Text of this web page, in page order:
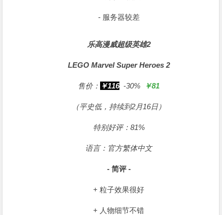
- 服务器较差
乐高漫威超级英雄2
LEGO Marvel Super Heroes 2
售价： ￥116 -30% ￥81
（平史低，持续到2月16日）
特别好评：81%
语言：官方繁体中文
- 简评 -
+ 粒子效果很好
+ 人物细节不错